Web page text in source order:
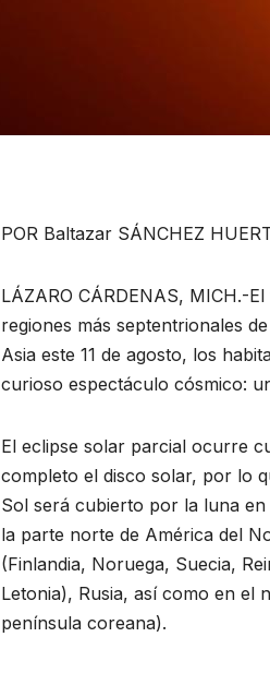
POR Baltazar SÁNCHEZ
LÁZARO CÁRDENAS, MICH.-
regiones más septentrionales
Asia este 11 de agosto, los
curioso espectáculo cósmico:
El eclipse solar parcial ocurre
completo el disco solar, por lo
Sol será cubierto por la luna
la parte norte de América del
(Finlandia, Noruega, Suecia,
Letonia), Rusia, así como en el
península coreana).